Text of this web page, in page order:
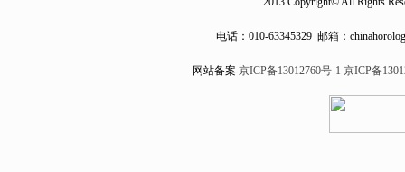
电话： 010-63345329 邮箱：
网站备案 京ICP备13012760号-1 京ICP备